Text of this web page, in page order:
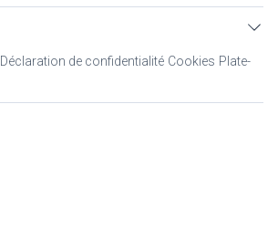
Déclaration de confidentialité Cookies Plate-